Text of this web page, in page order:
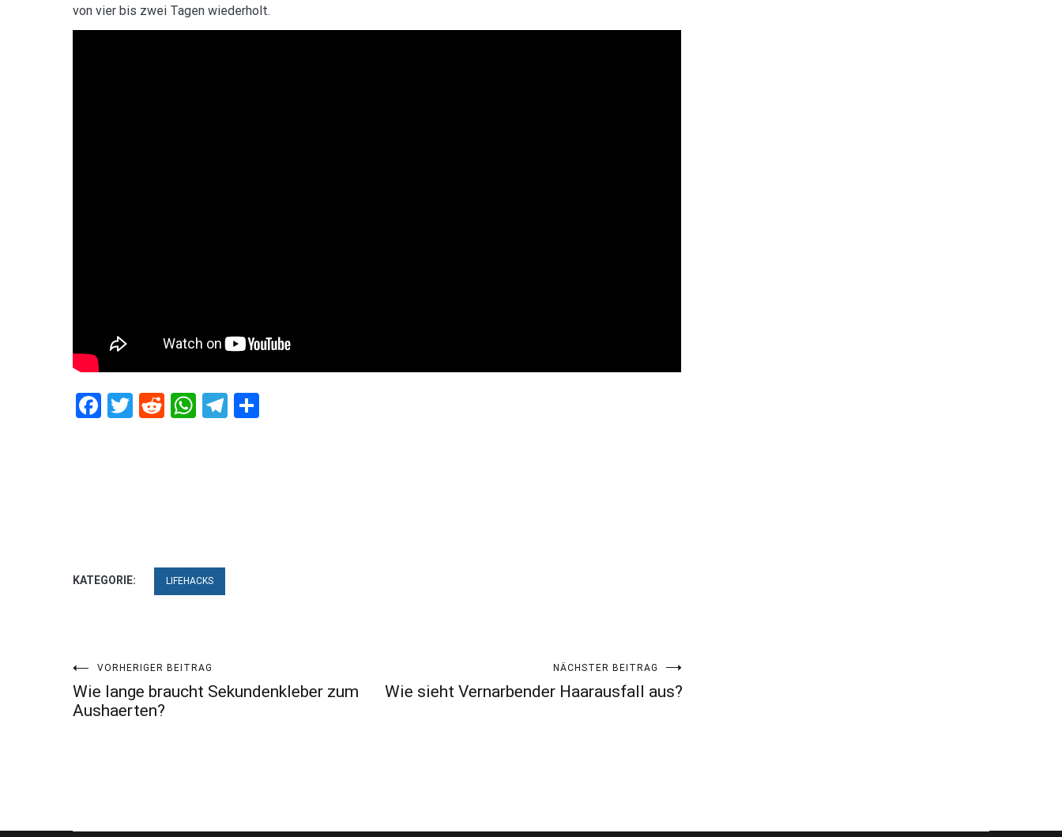
von vier bis zwei Tagen wiederholt.
Facebook
Twitter
RedditWhatsApp
Telegram
KATEGORIE: LIFEHACKS
Beitragsnavigation
VORHERIGER BEITRAG
Wie lange braucht Sekundenkleber zum
Aushaerten?
NÄCHSTER BEITRAG
Wie sieht Vernarbender Haarausfall aus?